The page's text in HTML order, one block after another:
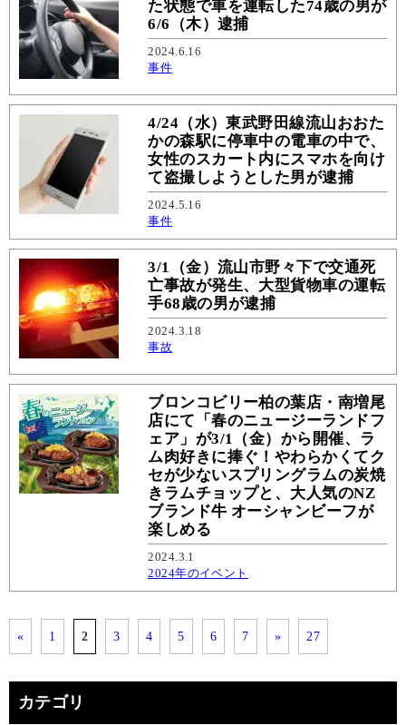
た状態で車を運転した74歳の男が
6/6（木）逮捕
2024.6.16
事件
4/24（水）東武野田線流山おおた
かの森駅に停車中の電車の中で、
女性のスカート内にスマホを向け
て盗撮しようとした男が逮捕
2024.5.16
事件
3/1（金）流山市野々下で交通死
亡事故が発生、大型貨物車の運転
手68歳の男が逮捕
2024.3.18
事故
ブロンコビリー柏の葉店・南増尾
店にて「春のニュージーランドフ
ェア」が3/1（金）から開催、ラ
ム肉好きに捧ぐ！やわらかくてク
セが少ないスプリングラムの炭焼
きラムチョップと、大人気のNZ
ブランド牛 オーシャンビーフが
楽しめる
2024.3.1
2024年のイベント
« 1 2 3 4 5 6 7 » 27
カテゴリ